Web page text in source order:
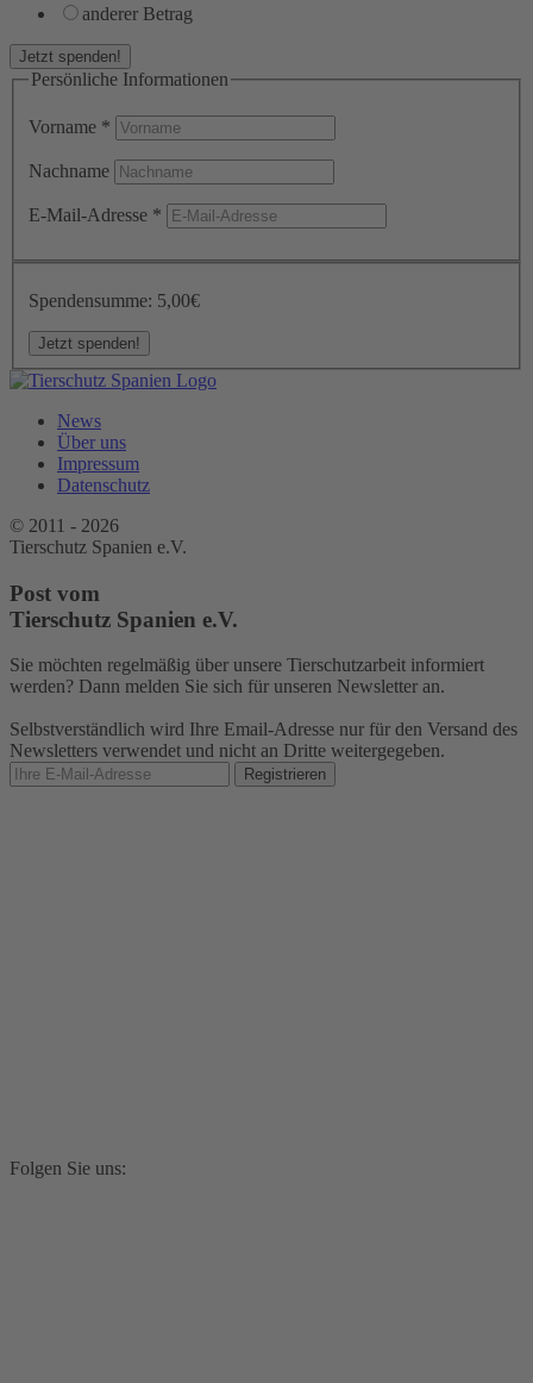
anderer Betrag
Jetzt spenden!
Persönliche Informationen
Vorname *
Nachname
E-Mail-Adresse *
Spendensumme: 5,00€
News
Über uns
Impressum
Datenschutz
© 2011 - 2026
Tierschutz Spanien e.V.
Post vom
Tierschutz Spanien e.V.
Sie möchten regelmäßig über unsere Tierschutzarbeit informiert
werden? Dann melden Sie sich für unseren Newsletter an.
Selbstverständlich wird Ihre Email-Adresse nur für den Versand des
Newsletters verwendet und nicht an Dritte weitergegeben.
Folgen Sie uns: